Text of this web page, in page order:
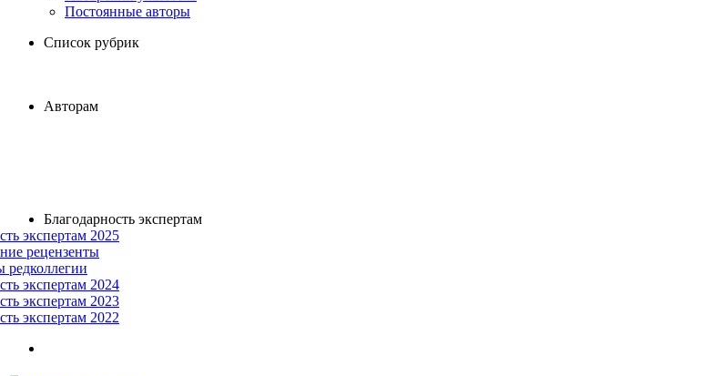
Постоянные авторы
Список рубрик
Авторам
Благодарность экспертам
экспертам 2025
рецензенты
редколлегии
экспертам 2024
экспертам 2023
экспертам 2022